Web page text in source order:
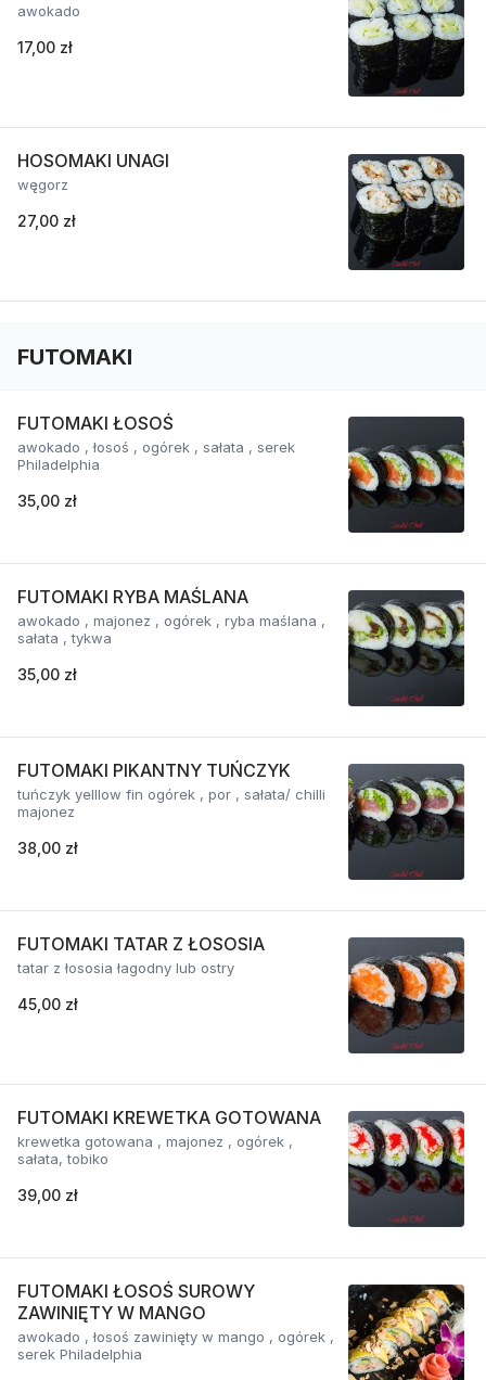
awokado
17,00 zł
HOSOMAKI UNAGI
węgorz
27,00 zł
FUTOMAKI
FUTOMAKI ŁOSOŚ
awokado , łosoś , ogórek , sałata , serek
Philadelphia
35,00 zł
FUTOMAKI RYBA MAŚLANA
awokado , majonez , ogórek , ryba maślana ,
sałata , tykwa
35,00 zł
FUTOMAKI PIKANTNY TUŃCZYK
tuńczyk yelllow fin ogórek , por , sałata/ chilli
majonez
38,00 zł
FUTOMAKI TATAR Z ŁOSOSIA
tatar z łososia łagodny lub ostry
45,00 zł
FUTOMAKI KREWETKA GOTOWANA
krewetka gotowana , majonez , ogórek ,
sałata, tobiko
39,00 zł
FUTOMAKI ŁOSOŚ SUROWY
ZAWINIĘTY W MANGO
awokado , łosoś zawinięty w mango , ogórek ,
serek Philadelphia